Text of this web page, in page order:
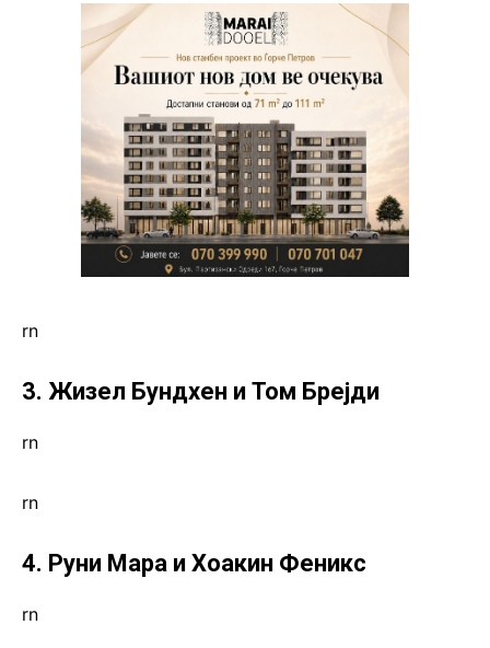
rn
3. Жизел Бундхен и Том Брејди
rn
rn
4. Руни Мара и Хоакин Феникс
rn